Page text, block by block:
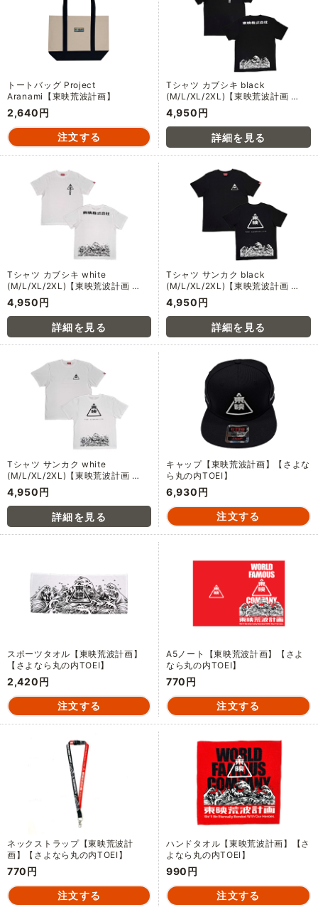
トートバッグ Project
Aranami【東映荒波計画】
2,640円
Tシャツ カブシキ black
(M/L/XL/2XL)【東映荒波計画 …
4,950円
Tシャツ カブシキ white
(M/L/XL/2XL)【東映荒波計画 …
4,950円
Tシャツ サンカク black
(M/L/XL/2XL)【東映荒波計画 …
4,950円
Tシャツ サンカク white
(M/L/XL/2XL)【東映荒波計画 …
4,950円
キャップ【東映荒波計画】【さよな
ら丸の内TOEI】
6,930円
スポーツタオル【東映荒波計画】
【さよなら丸の内TOEI】
2,420円
A5ノート【東映荒波計画】【さよ
なら丸の内TOEI】
770円
ネックストラップ【東映荒波計
画】【さよなら丸の内TOEI】
770円
ハンドタオル【東映荒波計画】【さ
よなら丸の内TOEI】
990円